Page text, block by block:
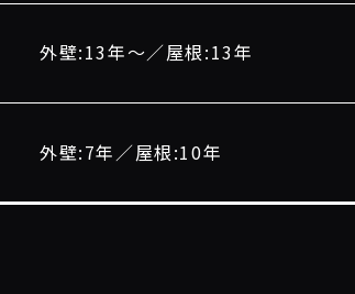
外壁:13年〜／屋根:13年
外壁:7年／屋根:10年